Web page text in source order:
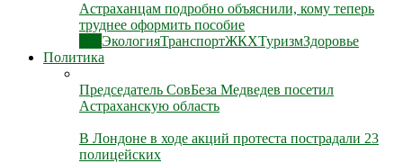
Астраханцам подробно объяснили, кому теперь
труднее оформить пособие
ЭкологияТранспортЖКХТуризмЗдоровье
Политика
Председатель СовБеза Медведев посетил
Астраханскую область
В Лондоне в ходе акций протеста пострадали 23
полицейских